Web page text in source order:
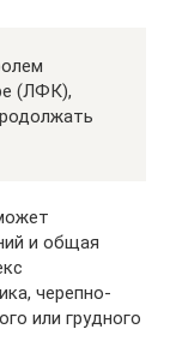
(ЛФК),
и общая
черепно-
или грудного